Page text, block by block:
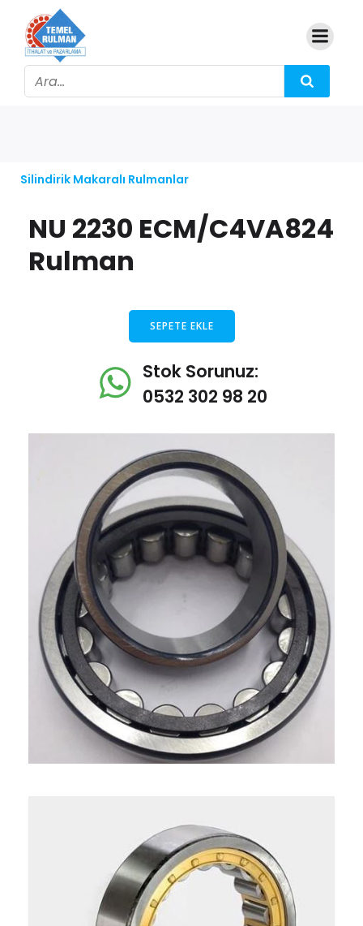
Silindirik Makaralı Rulmanlar
NU 2230 ECM/C4VA824
Rulman
SEPETE EKLE
Stok Sorunuz:
0532 302 98 20